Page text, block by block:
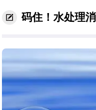
污染了环境。这就需
理消泡剂主题解说）